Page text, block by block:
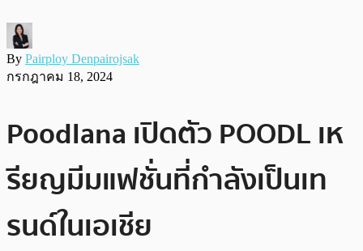
By Pairploy Denpairojsak
กรกฎาคม 18, 2024
Poodlana เปิดตัว POODL เห
รียญมีมแฟชั่นที่กำลังเป็นเท
รนด์ในเอเชีย